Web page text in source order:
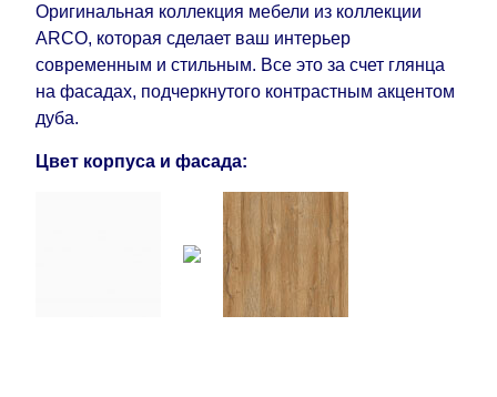
Мебель из категории "Модульная мебель"
является модулярной, что оставляет право за
Поставщиком сделать доставку по мере
поступления модулей с фабрики, в течение
дополнительных 60 рабочих дней после первой
доставки товара на дом клиенту.
Оригинальная коллекция мебели из коллекции
ARCO, которая сделает ваш интерьер
современным и стильным. Все это за счет глянца
на фасадах, подчеркнутого контрастным акцентом
дуба.
Цвет корпуса и фасада: